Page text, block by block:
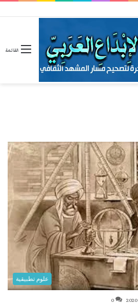
القائمة
علوم تطبيقية
0